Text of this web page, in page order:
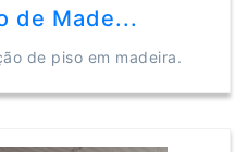
de Made...
de piso em madeira.